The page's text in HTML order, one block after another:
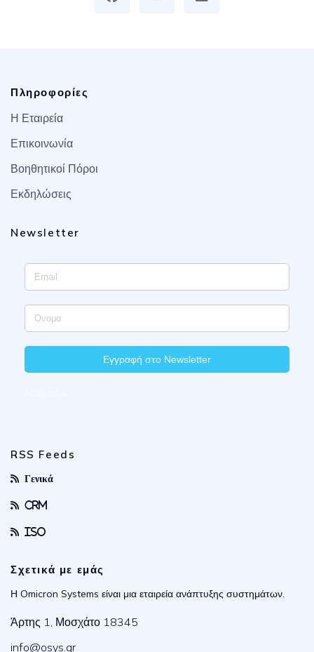
Πληροφορίες
Η Εταιρεία
Επικοινωνία
Βοηθητικοί Πόροι
Εκδηλώσεις
Newsletter
Εγγραφή στο Newsletter
RSS Feeds
Γενικά
CRM
ISO
Σχετικά με εμάς
Η Omicron Systems είναι μια εταιρεία ανάπτυξης συστημάτων.
Άρτης 1, Μοσχάτο 18345
info@osys.gr